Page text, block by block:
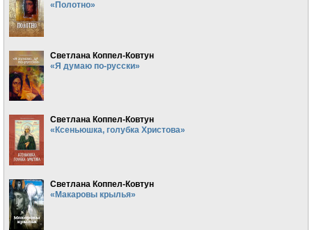
«Полотно»
Светлана Коппел-Ковтун
«Я думаю по-русски»
Светлана Коппел-Ковтун
«Ксеньюшка, голубка Христова»
Светлана Коппел-Ковтун
«Макаровы крылья»